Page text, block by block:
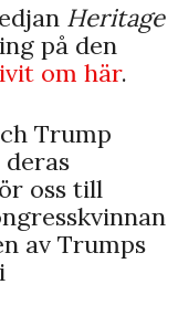
Heritage
på den
om här.
Trump
deras
oss till
av Trumps